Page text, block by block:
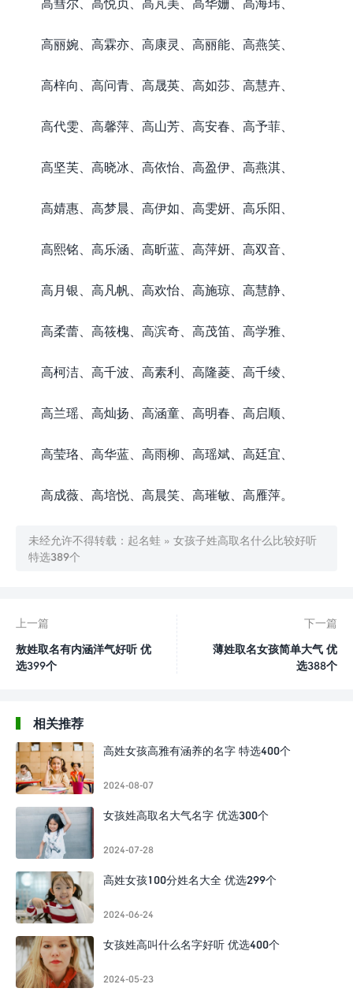
高丽婉、高霖亦、高康灵、高丽能、高燕笑、
高梓向、高问青、高晟英、高如莎、高慧卉、
高代雯、高馨萍、高山芳、高安春、高予菲、
高坚芙、高晓冰、高依怡、高盈伊、高燕淇、
高婧惠、高梦晨、高伊如、高雯妍、高乐阳、
高熙铭、高乐涵、高昕蓝、高萍妍、高双音、
高月银、高凡帆、高欢怡、高施琼、高慧静、
高柔蕾、高筱槐、高滨奇、高茂笛、高学雅、
高柯洁、高千波、高素利、高隆菱、高千绫、
高兰瑶、高灿扬、高涵童、高明春、高启顺、
高莹珞、高华蓝、高雨柳、高瑶斌、高廷宜、
高成薇、高培悦、高晨笑、高璀敏、高雁萍。
未经允许不得转载： 起名蛙 » 女孩子姓高取名什么比较好听
特选389个
上一篇
敖姓取名有内涵洋气好听 优
选399个
下一篇
薄姓取名女孩简单大气 优
选388个
相关推荐
高姓女孩高雅有涵养的名字 特选400个
2024-08-07
女孩姓高取名大气名字 优选300个
2024-07-28
高姓女孩100分姓名大全 优选299个
2024-06-24
女孩姓高叫什么名字好听 优选400个
2024-05-23